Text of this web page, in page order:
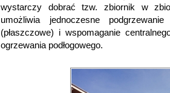
wystarczy dobrać tzw. zbiornik w
umożliwia jednoczesne
(płaszczowe) i wspomaganie
ogrzewania podłogowego.